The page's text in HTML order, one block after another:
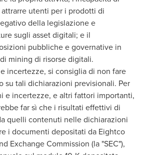
utenti per i prodotti di
della legislazione e
sugli asset digitali; e il
pubbliche e governative in
mining di risorse digitali.
incertezze, si consiglia di non fare
su tali dichiarazioni previsionali. Per
e incertezze, e altri fattori importanti,
far sì che i risultati effettivi di
quelli contenuti nelle dichiarazioni
i documenti depositati da Eightco
Exchange Commission (la "SEC"),